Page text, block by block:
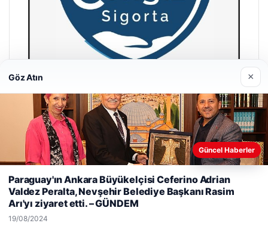
Hastaş Beton
26/05/2026
deneyiminizi kişiselleştirmek ve geliştirmek amacıyla çerezler
kullanıyoruz.Çerez Politikamız
Reddet
Göz Atın ×
Güncel Haberler
Paraguay'ın Ankara Büyükelçisi Ceferino Adrian
Valdez Peralta, Nevşehir Belediye Başkanı Rasim
Arı'yı ​​ziyaret etti. – GÜNDEM
19/08/2024